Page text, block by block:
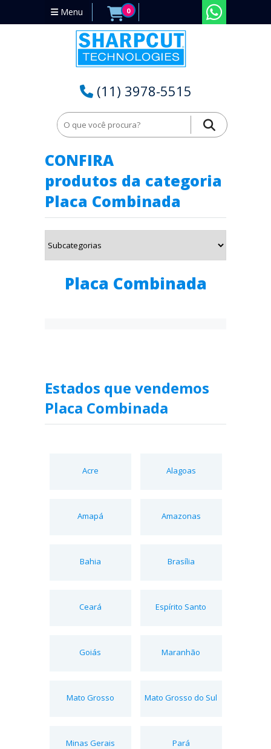
Menu 0
(11) 3978-5515
Placa Combinada
CONFIRA
produtos da categoria
Placa Combinada
Placa Combinada
Estados que vendemos
Placa Combinada
Acre Alagoas
Amapá Amazonas
Bahia Brasília
Ceará Espírito Santo
Goiás Maranhão
Mato Grosso Mato Grosso do Sul
Minas Gerais Pará